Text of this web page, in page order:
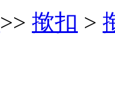
>> 揿扣 >